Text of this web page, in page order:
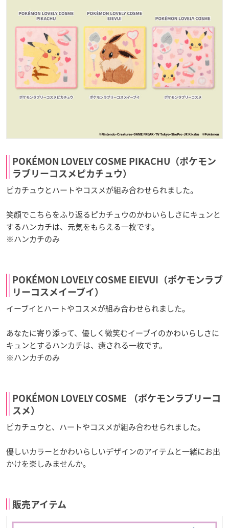
POKÉMON LOVELY COSME PIKACHU（ポケモン
ラブリーコスメピカチュウ）
ピカチュウとハートやコスメが組み合わせられました。
笑顔でこちらをふり返るピカチュウのかわいらしさにキュンと
するハンカチは、元気をもらえる一枚です。
※ハンカチのみ
POKÉMON LOVELY COSME EIEVUI（ポケモンラブ
リーコスメイーブイ）
イーブイとハートやコスメが組み合わせられました。
あなたに寄り添って、優しく微笑むイーブイのかわいらしさに
キュンとするハンカチは、癒される一枚です。
※ハンカチのみ
POKÉMON LOVELY COSME （ポケモンラブリーコ
スメ）
ピカチュウと、ハートやコスメが組み合わせられました。
優しいカラーとかわいらしいデザインのアイテムと一緒にお出
かけを楽しみませんか。
販売アイテム